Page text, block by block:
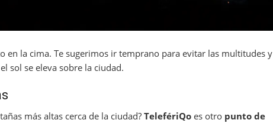
en la cima. Te sugerimos ir temprano para evitar las multitudes y
sol se eleva sobre la ciudad.
más altas cerca de la ciudad?TelefériQo es otro punto de